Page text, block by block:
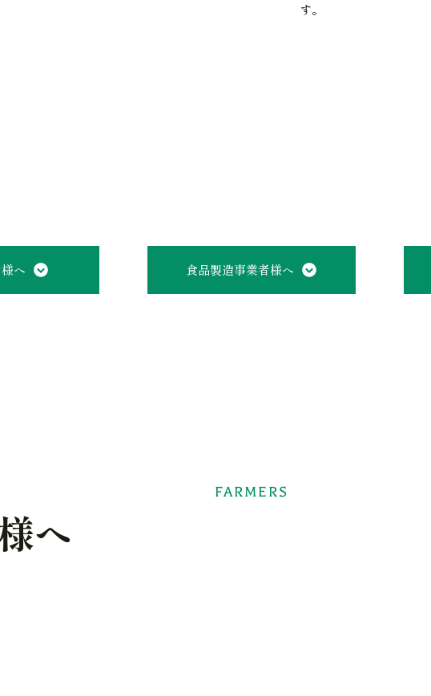
す。
へ 食品製造事業者様へ
FARMERS
へ